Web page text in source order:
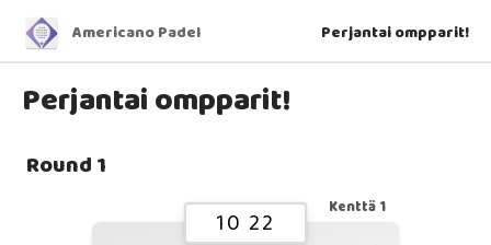
Americano Padel Perjantai ompparit!
Perjantai ompparit!
Round 1
Kenttä 1
10 22